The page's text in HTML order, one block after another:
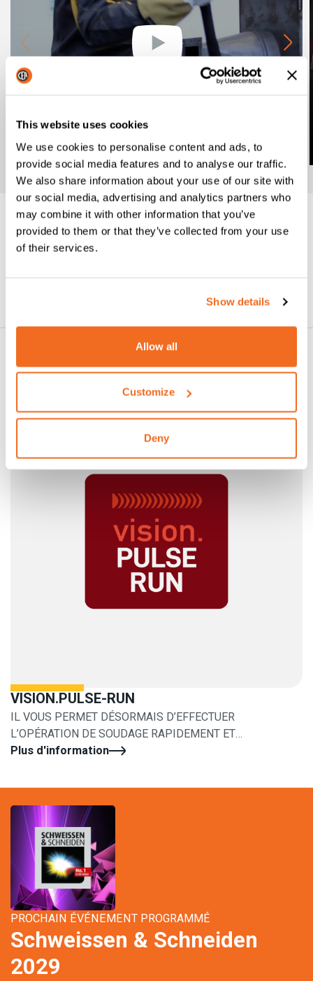
This website uses cookies
We use cookies to personalise content and ads, to
provide social media features and to analyse our traffic.
We also share information about your use of our site with
our social media, advertising and analytics partners who
may combine it with other information that you’ve
provided to them or that they’ve collected from your use
of their services.
Show details
Allow all
Customize
Deny
Fiche technique
VOUS AIMEREZ PEUT-ÊTRE AUSSI
VISION.PULSE-RUN
IL VOUS PERMET DÉSORMAIS D’EFFECTUER
L’OPÉRATION DE SOUDAGE RAPIDEMENT ET
FACILEMENT
Plus d'information
PROCHAIN ÉVÉNEMENT PROGRAMMÉ
Schweissen & Schneiden
2029